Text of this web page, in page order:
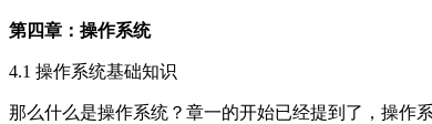
第四章：操作系统
4.1 操作系统基础知识
那么什么是操作系统？章一的开始已经提到了，操作